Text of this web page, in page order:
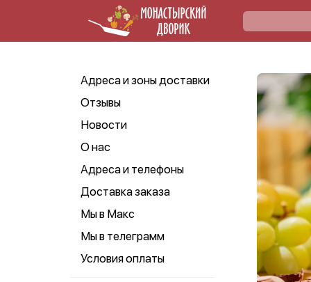
Адреса и зоны доставки
Отзывы
Новости
О нас
Адреса и телефоны
Доставка заказа
Мы в Макс
Мы в телеграмм
Условия оплаты